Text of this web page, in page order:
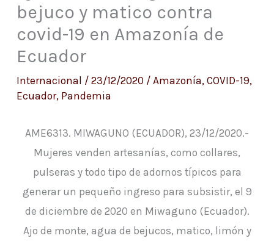
bejuco y matico contra
covid-19 en Amazonía de
Ecuador
Internacional / 23/12/2020 / Amazonía, COVID-19,
Ecuador, Pandemia
AME6313. MIWAGUNO (ECUADOR), 23/12/2020.-
Mujeres venden artesanías, como collares,
pulseras y todo tipo de adornos típicos para
generar un pequeño ingreso para subsistir, el 9
de diciembre de 2020 en Miwaguno (Ecuador).
Ajo de monte, agua de bejucos, matico, limón y